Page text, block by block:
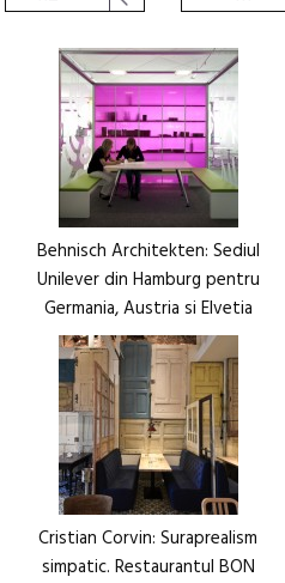
Behnisch Architekten: Sediul
Unilever din Hamburg pentru
Germania, Austria si Elvetia
Cristian Corvin: Suraprealism
simpatic. Restaurantul BON